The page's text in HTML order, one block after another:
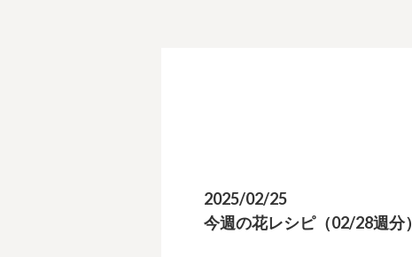
2025/02/25
今週の花レシピ（02/28週分）